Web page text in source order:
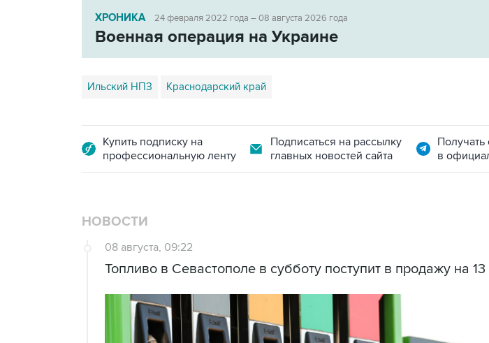
ХРОНИКА 24 февраля 2022 года – 08 августа 2026 года
Военная операция на Украине
Ильский НПЗ Краснодарский край
Купить подписку на
профессиональную ленту
Подписаться на рассылку
главных новостей сайта
Получать
в
НОВОСТИ
08 августа, 09:22
Топливо в Севастополе в субботу поступит в продажу на